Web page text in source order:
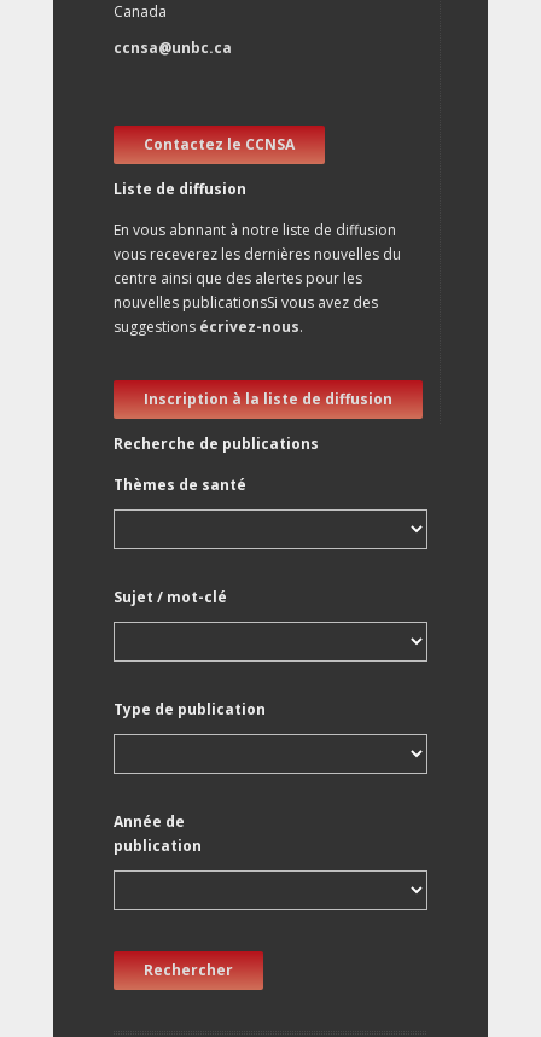
Canada
ccnsa@unbc.ca
Contactez le CCNSA
Liste de diffusion
En vous abnnant à notre liste de diffusion
vous receverez les dernières nouvelles du
centre ainsi que des alertes pour les
nouvelles publicationsSi vous avez des
suggestions écrivez-nous.
Inscription à la liste de diffusion
Recherche de publications
Thèmes de santé
Sujet / mot-clé
Type de publication
Année de
publication
Rechercher